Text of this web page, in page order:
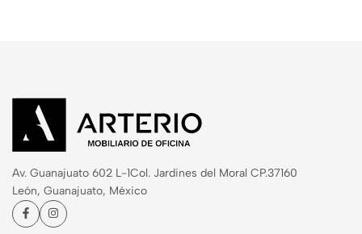
Av. Guanajuato 602 L-1Col. Jardines del Moral CP.37160
León, Guanajuato, México